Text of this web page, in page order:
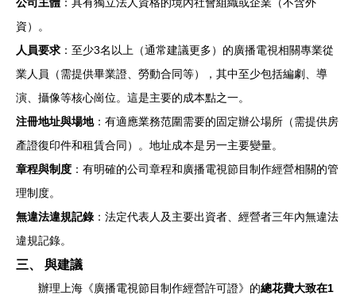
資）。
人員要求 ：至少3名以上（通常建議更多）的廣播電視相關專業從
業人員（需提供畢業證、勞動合同等），其中至少包括編劇、導
演、攝像等核心崗位。這是主要的成本點之一。
注冊地址與場地：有適應業務范圍需要的固定辦公場所（需提供房
產證復印件和租賃合同）。地址成本是另一主要變量。
章程與制度 ：有明確的公司章程和廣播電視節目制作經營相關的管
理制度。
無違法違規記錄 ：法定代表人及主要出資者、經營者三年內無違法
違規記錄。
三、 與建議
辦理上海《廣播電視節目制作經營許可證》的總花費大致在1